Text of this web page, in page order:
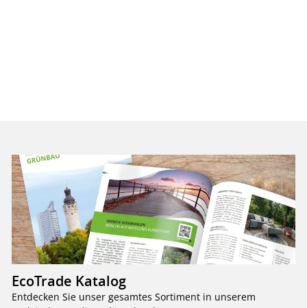
EcoTrade Katalog
Entdecken Sie unser gesamtes Sortiment in unserem